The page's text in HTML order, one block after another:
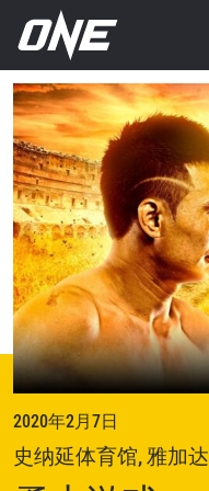
下
一
场
赛
事
2020年2月7日
史纳延体育馆, 雅加达